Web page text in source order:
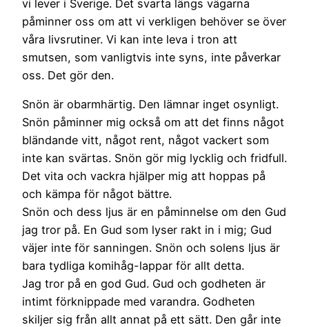
vi lever i Sverige. Det svarta längs vägarna
påminner oss om att vi verkligen behöver se över
våra livsrutiner. Vi kan inte leva i tron att
smutsen, som vanligtvis inte syns, inte påverkar
oss. Det gör den.
Snön är obarmhärtig. Den lämnar inget osynligt.
Snön påminner mig också om att det finns något
bländande vitt, något rent, något vackert som
inte kan svärtas. Snön gör mig lycklig och fridfull.
Det vita och vackra hjälper mig att hoppas på
och kämpa för något bättre.
Snön och dess ljus är en påminnelse om den Gud
jag tror på. En Gud som lyser rakt in i mig; Gud
väjer inte för sanningen. Snön och solens ljus är
bara tydliga komihåg-lappar för allt detta.
Jag tror på en god Gud. Gud och godheten är
intimt förknippade med varandra. Godheten
skiljer sig från allt annat på ett sätt. Den går inte